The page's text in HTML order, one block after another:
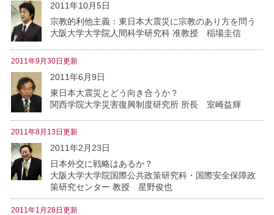
2011年10月5日
宗教的利他主義：東日本大震災に宗教のあり方を問う
大阪大学大学院人間科学研究科 准教授 稲場圭信
2011年9月30日更新
2011年6月9日
東日本大震災とどう向き合うか？
関西学院大学災害復興制度研究所 所長 室崎益輝
2011年8月13日更新
2011年2月23日
日本外交に戦略はあるか？
大阪大学大学院国際公共政策研究科・国際安全保障政
策研究センター 教授 星野俊也
2011年1月28日更新